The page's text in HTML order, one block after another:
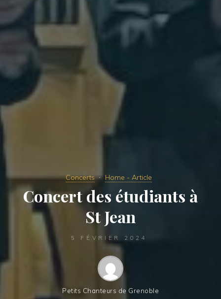
Concerts Home - Article
Concert des étudiants à
St Jean
5 FÉVRIER 2024
Petits Chanteurs de Grenoble